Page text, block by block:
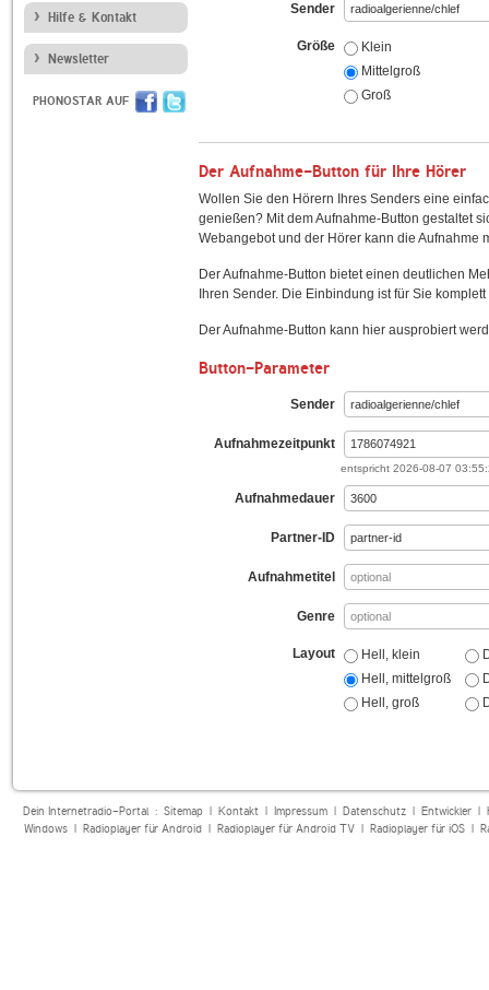
Hilfe & Kontakt
Newsletter
PHONOSTAR AUF
Sender
Größe
Klein
Mittelgroß
Groß
Der Aufnahme-Button für Ihre Hörer
Wollen Sie den Hörern Ihres Senders eine
genießen? Mit dem Aufnahme-Button gestaltet
Webangebot und der Hörer kann die Aufnahme
Der Aufnahme-Button bietet einen deutlichen
Ihren Sender. Die Einbindung ist für Sie
Der Aufnahme-Button kann hier ausprobiert
Button-Parameter
Sender
Aufnahmezeitpunkt
entspricht 2026-08-07
Aufnahmedauer
Partner-ID
Aufnahmetitel
Genre
Layout
Hell, klein
Hell, mittelgroß
Hell, groß
Dein Internetradio-Portal : Sitemap| Kontakt| Impressum| Datenschutz| Entwickler|
Windows| Radioplayer für Android| Radioplayer für Android TV| Radioplayer für iOS|